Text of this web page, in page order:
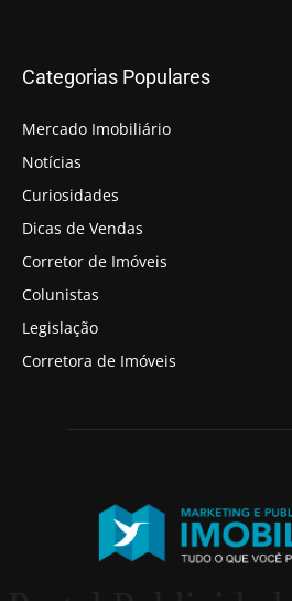
Categorias Populares
Mercado Imobiliário
Notícias
Curiosidades
Dicas de Vendas
Corretor de Imóveis
Colunistas
Legislação
Corretora de Imóveis